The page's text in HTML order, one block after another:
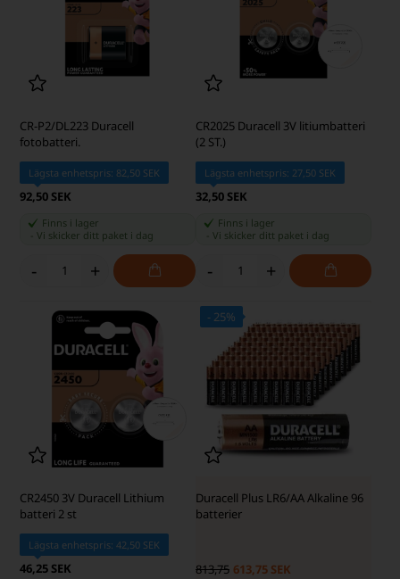
CR-P2/DL223 Duracell
fotobatteri.
Lägsta enhetspris: 82,50 SEK
92,50 SEK
Finns i lager
-Vi skicker ditt paket i dag
- +
CR2025 Duracell 3V litiumbatteri
(2 ST.)
Lägsta enhetspris: 27,50 SEK
32,50 SEK
Finns i lager
Vi skicker ditt paket i dag
- +
CR2450 3V Duracell Lithium
batteri 2 st
Lägsta enhetspris: 42,50 SEK
46,25 SEK
- 25%
SKÄRP PRIS - SKÄRP PRIS
Duracell Plus LR6/AA Alkaline 96
batterier
813,75 613,75 SEK